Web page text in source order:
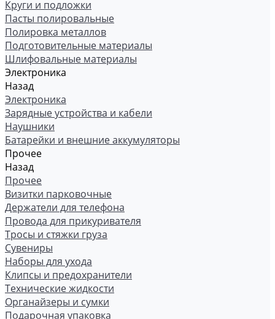
Круги и подложки
Пасты полировальные
Полировка металлов
Подготовительные материалы
Шлифовальные материалы
Электроника
Назад
Электроника
Зарядные устройства и кабели
Наушники
Батарейки и внешние аккумуляторы
Прочее
Назад
Прочее
Визитки парковочные
Держатели для телефона
Провода для прикуривателя
Тросы и стяжки груза
Сувениры
Наборы для ухода
Клипсы и предохранители
Технические жидкости
Органайзеры и сумки
Подарочная упаковка